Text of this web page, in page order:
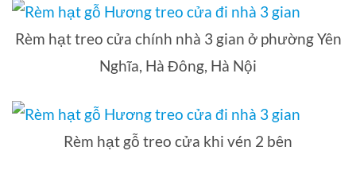
Rèm hạt treo cửa chính nhà 3 gian ở phường Yên
Nghĩa, Hà Đông, Hà Nội
Rèm hạt gỗ treo cửa khi vén 2 bên